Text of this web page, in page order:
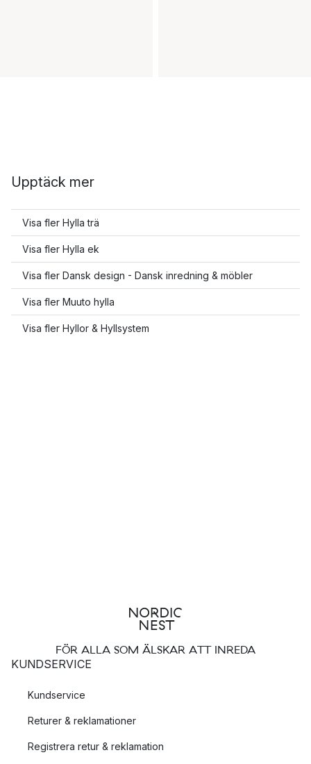
Upptäck mer
Visa fler Hylla trä
Visa fler Hylla ek
Visa fler Dansk design - Dansk inredning & möbler
Visa fler Muuto hylla
Visa fler Hyllor & Hyllsystem
FÖR ALLA SOM ÄLSKAR ATT INREDA
KUNDSERVICE
Kundservice
Returer & reklamationer
Registrera retur & reklamation